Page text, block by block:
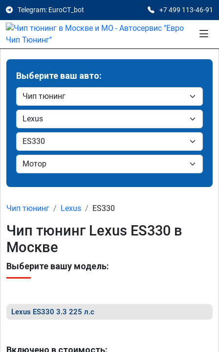
Telegram: EuroCT_bot +7 499 113-46-91
Выберите ваш авто:
Чип тюнинг Lexus ES330
Чип тюнинг Lexus ES330 в
Москве
Выберите вашу модель:
Lexus ES330 3.3 225 л.с
Включено в стоимость: